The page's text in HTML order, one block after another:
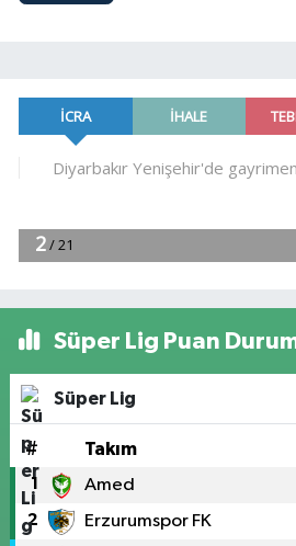
Süper Lig Puan
Süper Lig
# Takım
1 Amed
2 Erzurumspor FK